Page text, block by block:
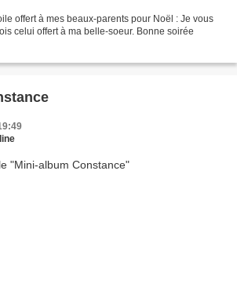
offert à mes beaux-parents pour Noël : Je vous
celui offert à ma belle-soeur. Bonne soirée